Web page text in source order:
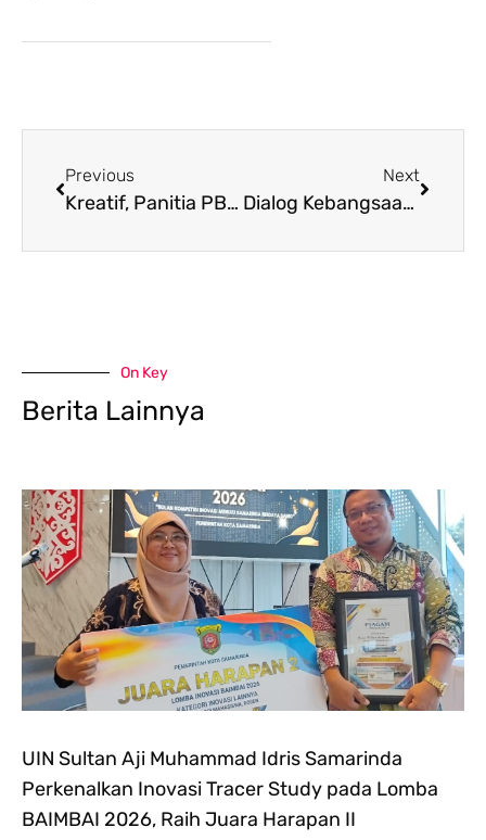
Previous
Kreatif, Panitia PBAK Bentuk Formasi Paper Mob Bertulis IAIN SAMARINDA
Next
Dialog Kebangsaan: Perppu No. 2 Tahun 2017 Solusi Cegah Paham Radikal dan Anti Pancasila
On Key
Berita Lainnya
UIN Sultan Aji Muhammad Idris Samarinda
Perkenalkan Inovasi Tracer Study pada Lomba
BAIMBAI 2026, Raih Juara Harapan II